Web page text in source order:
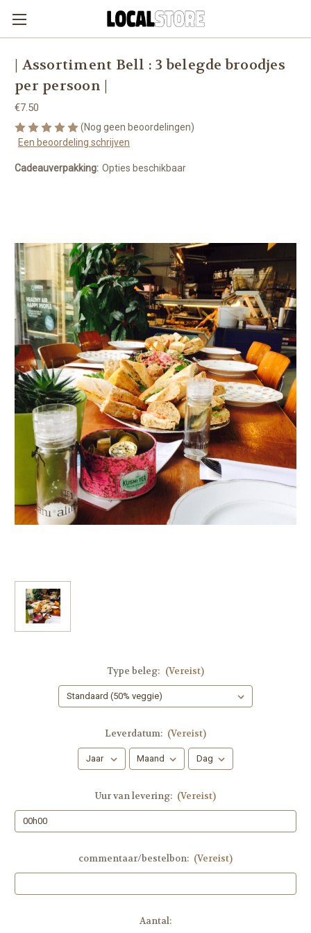
| Assortiment Bell : 3 belegde broodjes
per persoon |
€7.50
(Nog geen beoordelingen)
Een beoordeling schrijven
Cadeauverpakking: Opties beschikbaar
Type beleg: (Vereist)
Leverdatum: (Vereist)
Uur van levering: (Vereist)
commentaar/bestelbon: (Vereist)
Aantal: